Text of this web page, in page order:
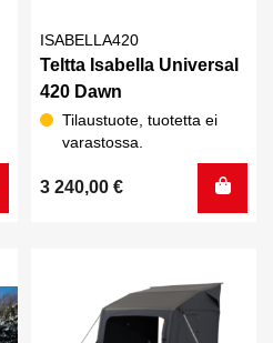
ISABELLA420
Teltta Isabella Universal
420 Dawn
Tilaustuote, tuotetta ei
varastossa.
3 240,00 €